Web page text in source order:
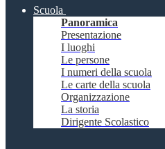
Scuola
Panoramica
Presentazione
I luoghi
Le persone
I numeri della scuola
Le carte della scuola
Organizzazione
La storia
Dirigente Scolastico